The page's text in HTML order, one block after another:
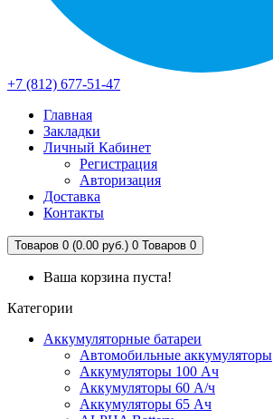
+7 (812) 677-51-47
Главная
Закладки
Личный Кабинет
Регистрация
Авторизация
Доставка
Контакты
Товаров 0 (0.00 руб.) 0 Товаров 0
Ваша корзина пуста!
Категории
Аккумуляторные батареи
Автомобильные аккумуляторы
Аккумуляторы 100 Ач
Аккумуляторы 60 А/ч
Аккумуляторы 65 Ач